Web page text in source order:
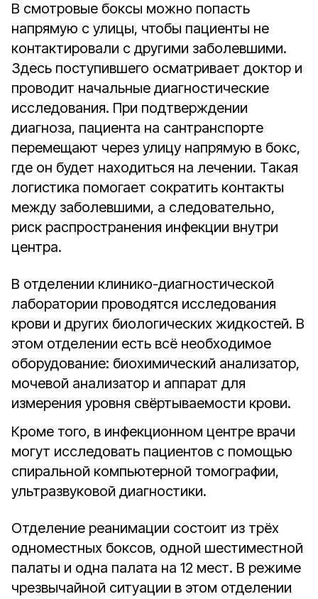
В смотровые боксы можно попасть
напрямую с улицы, чтобы пациенты не
контактировали с другими заболевшими.
Здесь поступившего осматривает доктор и
проводит начальные диагностические
исследования. При подтверждении
диагноза, пациента на сантранспорте
перемещают через улицу напрямую в бокс,
где он будет находиться на лечении. Такая
логистика помогает сократить контакты
между заболевшими, а следовательно,
риск распространения инфекции внутри
центра.
В отделении клинико-диагностической
лаборатории проводятся исследования
крови и других биологических жидкостей. В
этом отделении есть всё необходимое
оборудование: биохимический анализатор,
мочевой анализатор и аппарат для
измерения уровня свёртываемости крови.
Кроме того, в инфекционном центре врачи
могут исследовать пациентов с помощью
спиральной компьютерной томографии,
ультразвуковой диагностики.
Отделение реанимации состоит из трёх
одноместных боксов, одной шестиместной
палаты и одна палата на 12 мест. В режиме
чрезвычайной ситуации в этом отделении